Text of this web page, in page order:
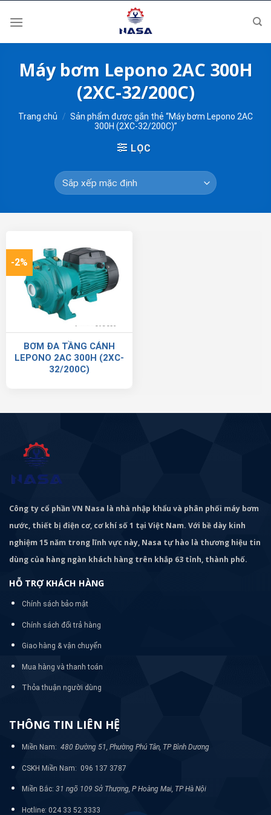
Máy bơm Lepono 2AC 300H
(2XC-32/200C)
Trang chủ / Sản phẩm được gắn thẻ “Máy bơm Lepono 2AC
300H (2XC-32/200C)”
LỌC
-2%
BƠM ĐA TẦNG CÁNH
LEPONO 2AC 300H (2XC-
32/200C)
Công ty cổ phần VN Nasa là nhà nhập khẩu và phân phối máy bơm
nước, thiết bị điện cơ, cơ khí số 1 tại Việt Nam. Với bề dày kinh
nghiệm 15 năm trong lĩnh vực này, Nasa tự hào là thương hiệu tin
dùng của hàng ngàn khách hàng trên khắp 63 tỉnh, thành phố.
HỖ TRỢ KHÁCH HÀNG
Chính sách bảo mật
Chính sách đổi trả hàng
Giao hàng & vận chuyển
Mua hàng và thanh toán
Thỏa thuận người dùng
THÔNG TIN LIÊN HỆ
Miền Nam: 480 Đường 51, Phường Phú Tân, TP Bình Dương
CSKH Miền Nam: 096 137 3787
Miền Bắc: 31 ngõ 109 Sở Thượng, P Hoàng Mai, TP Hà Nội
Hotline: 024 33 52 3333